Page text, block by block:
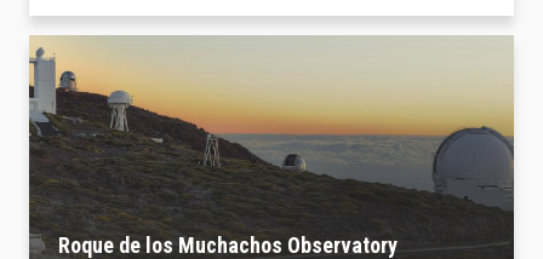
Roque de los Muchachos Observatory